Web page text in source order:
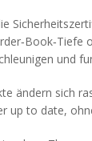
und
ändern
up to date,